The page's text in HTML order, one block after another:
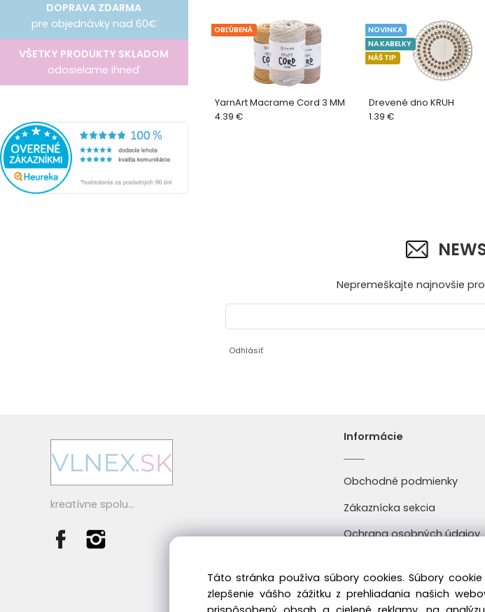
DOPRAVA ZDARMA
pre objednávky nad 60€
VŠETKY PRODUKTY SKLADOM
odosielame ihneď
YarnArt Macrame Cord 3 MM
OBĽÚBENÁ
4.39 €
Drevené dno KRUH
NOVINKA
NA KABELKY
NÁŠ TIP
1.39 €
Nepremeškajte najnovšie
Odhlásiť
kreatívne spolu...
Informácie
Obchodné podmienky
Zákaznícka sekcia
Ochrana osobných údajov
Kontakt
Táto stránka používa súbory cookies. Súbory
zlepšenie vášho zážitku z prehliadania našich